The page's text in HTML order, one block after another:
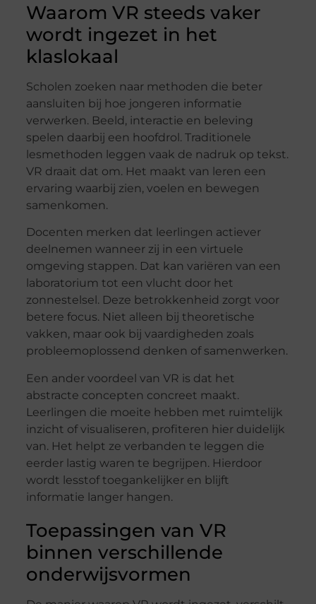
Waarom VR steeds vaker
wordt ingezet in het
klaslokaal
Scholen zoeken naar methoden die beter
aansluiten bij hoe jongeren informatie
verwerken. Beeld, interactie en beleving
spelen daarbij een hoofdrol. Traditionele
lesmethoden leggen vaak de nadruk op tekst.
VR draait dat om. Het maakt van leren een
ervaring waarbij zien, voelen en bewegen
samenkomen.
Docenten merken dat leerlingen actiever
deelnemen wanneer zij in een virtuele
omgeving stappen. Dat kan variëren van een
laboratorium tot een vlucht door het
zonnestelsel. Deze betrokkenheid zorgt voor
betere focus. Niet alleen bij theoretische
vakken, maar ook bij vaardigheden zoals
probleemoplossend denken of samenwerken.
Een ander voordeel van VR is dat het
abstracte concepten concreet maakt.
Leerlingen die moeite hebben met ruimtelijk
inzicht of visualiseren, profiteren hier duidelijk
van. Het helpt ze verbanden te leggen die
eerder lastig waren te begrijpen. Hierdoor
wordt lesstof toegankelijker en blijft
informatie langer hangen.
Toepassingen van VR
binnen verschillende
onderwijsvormen